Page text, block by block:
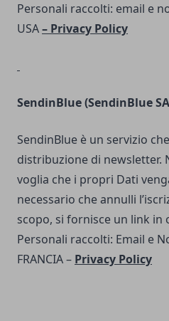
Personali raccolti: email e
USA– Privacy Policy
SendinBlue(SendinBlue
SendinBlue è un servizio
distribuzione di newsletter.
voglia che i propri Dati
necessario che annulli
scopo, si fornisce un link
Personali raccolti: Email e
FRANCIA – Privacy Policy